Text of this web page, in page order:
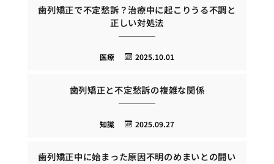
歯列矯正で不定愁訴？治療中に起こりうる不調と
正しい対処法
2025.10.01
医療
歯列矯正と不定愁訴の複雑な関係
2025.09.27
知識
歯列矯正中に始まった原因不明のめまいとの闘い